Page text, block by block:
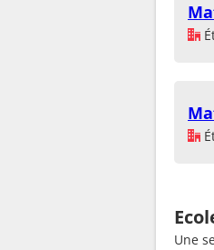
Une